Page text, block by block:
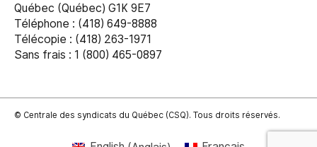
Québec (Québec) G1K 9E7
Téléphone : (418) 649-8888
Télécopie : (418) 263-1971
Sans frais : 1 (800) 465-0897
© Centrale des syndicats du Québec (CSQ). Tous droits réservés.